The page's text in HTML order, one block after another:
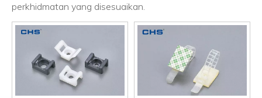
perkhidmatan yang disesuaikan.